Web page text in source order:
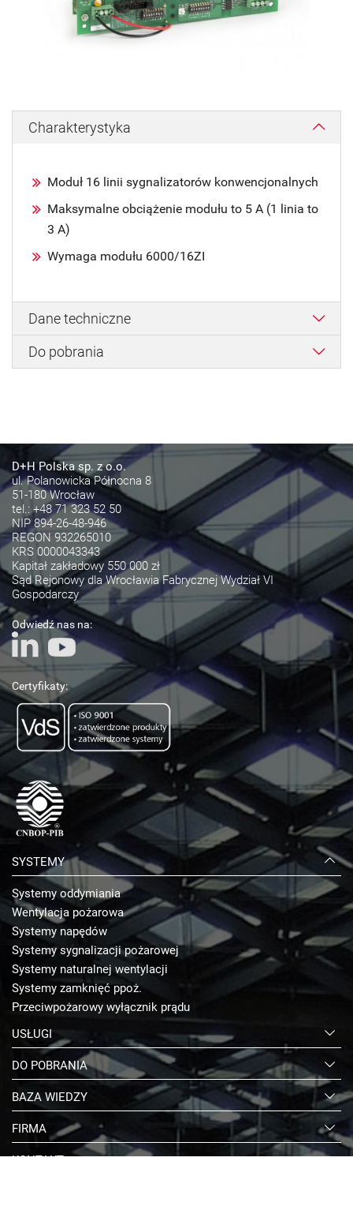
Charakterystyka
Moduł 16 linii sygnalizatorów konwencjonalnych
Maksymalne obciążenie modułu to 5 A (1 linia to
3 A)
Wymaga modułu 6000/16ZI
Dane techniczne
Do pobrania
D+H Polska sp. z o.o.
ul. Polanowicka Północna 8
51-180 Wrocław
tel.: +48 71 323 52 50
NIP 894-26-48-946
REGON 932265010
KRS 0000043343
Kapitał zakładowy 550 000 zł
Sąd Rejonowy dla Wrocławia Fabrycznej Wydział VI
Gospodarczy
Odwiedź nas na:
Certyfikaty:
SYSTEMY
Systemy oddymiania
Wentylacja pożarowa
Systemy napędów
Systemy sygnalizacji pożarowej
Systemy naturalnej wentylacji
Systemy zamknięć ppoż.
Przeciwpożarowy wyłącznik prądu
USŁUGI
DO POBRANIA
BAZA WIEDZY
FIRMA
KONTAKT